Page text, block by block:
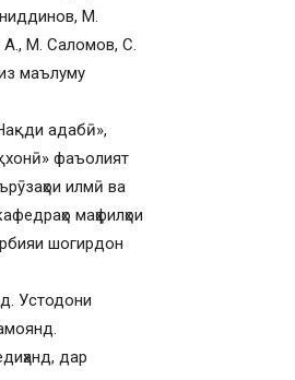
М.
А., М. Саломов, С.
маълуму
адабӣ»,
фаъолият
илмӣ ва
маҳфилҳои
шогирдон
Устодони
дар